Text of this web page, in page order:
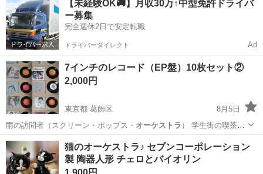
【未経験OK🚚】月収30万↑中型免許ドライバ
ー募集
完全週休2日で安定転職
ドライバーダイレクト Ad
7インチのレコード（EP盤）10枚セット②
2,000円
東京都 葛飾区
8月5日
雨の訪問者（スクリーン・ポップス・ オーケストラ ） 学生街の喫茶店
（ガロ） 坂…
東京 葛飾区 レコード
猫のオーケストラ♪ セブンコーポレーション
製 陶器人形 チェロとバイオリン